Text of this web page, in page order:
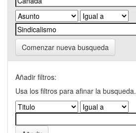
Comenzar nueva busqueda
Añadir filtros:
Usa los filtros para afinar la busqueda.